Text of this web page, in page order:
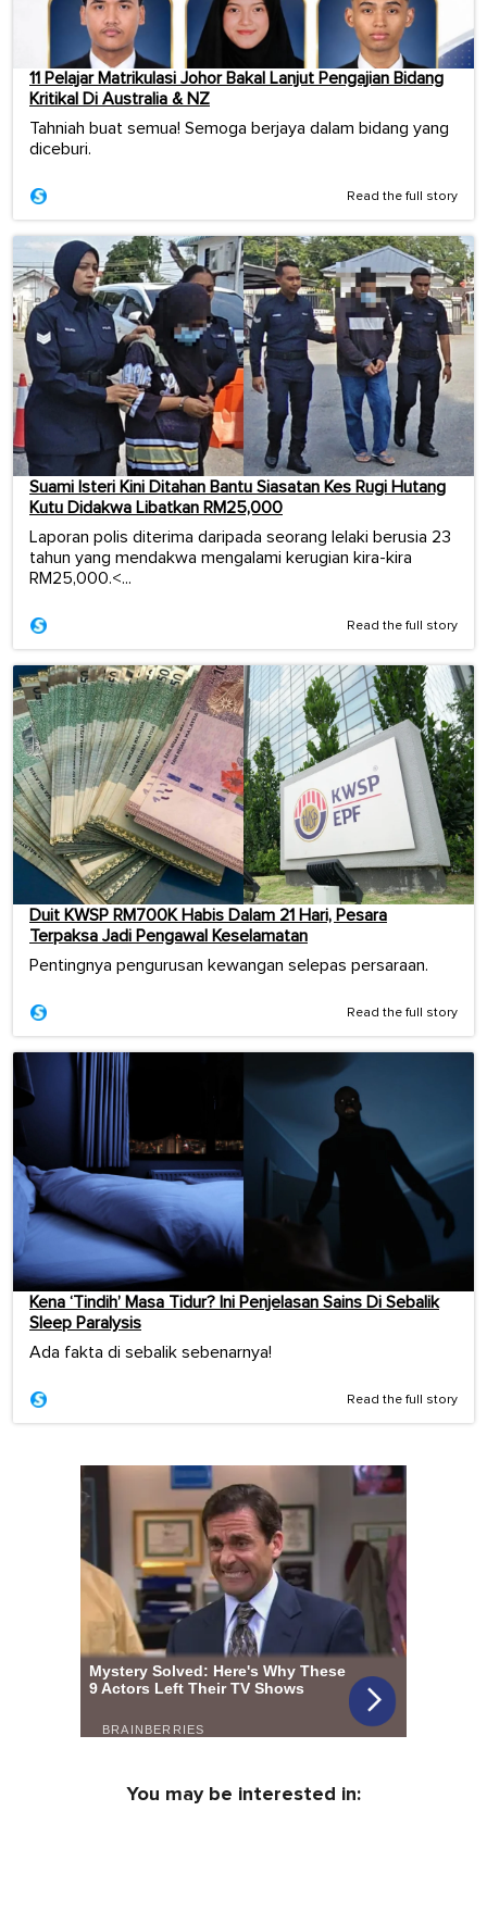
11 Pelajar Matrikulasi Johor Bakal Lanjut Pengajian Bidang
Kritikal Di Australia & NZ
Tahniah buat semua! Semoga berjaya dalam bidang yang
diceburi.
Read the full story
Suami Isteri Kini Ditahan Bantu Siasatan Kes Rugi Hutang
Kutu Didakwa Libatkan RM25,000
Laporan polis diterima daripada seorang lelaki berusia 23
tahun yang mendakwa mengalami kerugian kira-kira
RM25,000.<...
Read the full story
Duit KWSP RM700K Habis Dalam 21 Hari, Pesara
Terpaksa Jadi Pengawal Keselamatan
Pentingnya pengurusan kewangan selepas persaraan.
Read the full story
Kena ‘Tindih’ Masa Tidur? Ini Penjelasan Sains Di Sebalik
Sleep Paralysis
Ada fakta di sebalik sebenarnya!
Read the full story
You may be interested in: